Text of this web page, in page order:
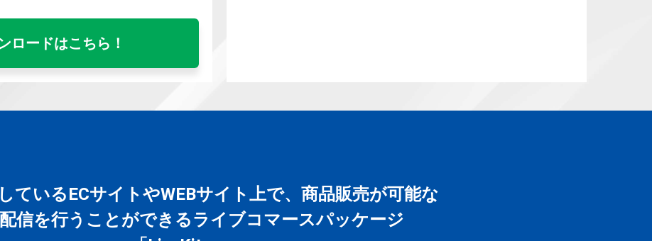
ロードはこちら！
ているECサイトやWEBサイト上で、商品販売が可能な
信を行うことができるライブコマースパッケージ